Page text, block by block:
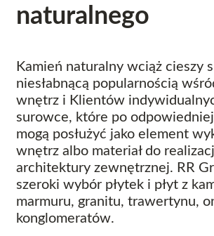
naturalnego
Kamień naturalny wciąż cieszy
niesłabnącą popularnością
wnętrz i Klientów
surowce, które po
mogą posłużyć jako element
wnętrz albo materiał do
architektury zewnętrznej. RR
szeroki wybór płytek i płyt z
marmuru, granitu, trawertynu,
konglomeratów.